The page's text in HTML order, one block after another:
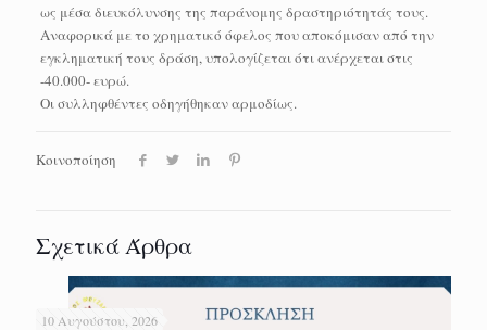
ως μέσα διευκόλυνσης της παράνομης δραστηριότητάς τους.
Αναφορικά με το χρηματικό όφελος που αποκόμισαν από την
εγκληματική τους δράση, υπολογίζεται ότι ανέρχεται στις
-40.000- ευρώ.
Οι συλληφθέντες οδηγήθηκαν αρμοδίως.
Κοινοποίηση
Σχετικά Άρθρα
10 Αυγούστου, 2026